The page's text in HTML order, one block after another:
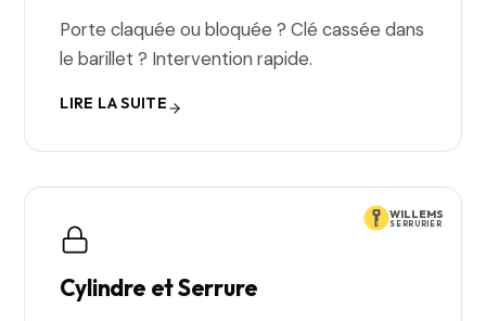
Porte claquée ou bloquée ? Clé cassée dans
le barillet ? Intervention rapide.
LIRE LA SUITE
WILLEMS
SERRURIER
Cylindre et Serrure